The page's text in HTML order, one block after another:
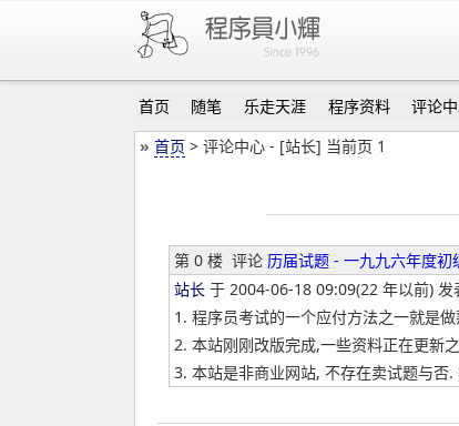
首页 随笔 乐走天涯 程序资料 评论
» 首页 > 评论中心 - [站长] 当前页 1
第 0 楼 评论 历届试题 - 一九九六年度
站长 于 2004-06-18 09:09(22 年以前) 发
1. 程序员考试的一个应付方法之一就是
2. 本站刚刚改版完成,一些资料正在更新
3. 本站是非商业网站, 不存在卖试题与否.